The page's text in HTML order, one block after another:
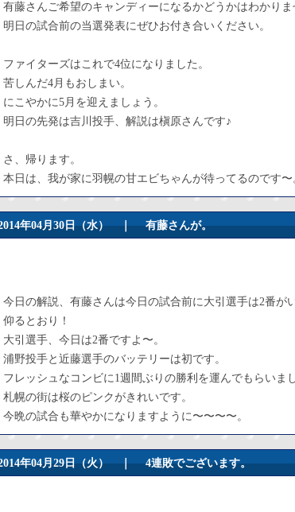
有藤さんご希望のキャンディーになるかどうかはわかり
明日の試合前の当選発表にぜひお付き合いください。
ファイターズはこれで4位になりました。
苦しんだ4月もおしまい。
にこやかに5月を迎えましょう。
明日の先発は吉川投手、解説は槇原さんです♪
さ、帰ります。
本日は、我が家に羽幌の甘エビちゃんが待ってるのです〜
年04月30日（水） ｜有藤さんが。
今日の解説、有藤さんは今日の試合前に大引選手は2番が
仰るとおり！
大引選手、今日は2番ですよ〜。
浦野投手と近藤選手のバッテリーは初です。
フレッシュなコンビに1週間ぶりの勝利を運んでもらいま
札幌の街は桜のピンクがきれいです。
今晩の試合も華やかになりますように〜〜〜〜。
年04月29日（火） ｜4連敗でございます。